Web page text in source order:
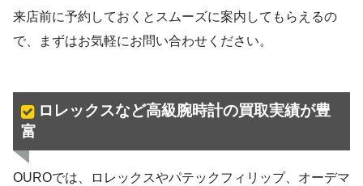
来店前に予約しておくとスムーズに案内してもらえるの
で、まずはお気軽にお問い合わせください。
ロレックスなど高級腕時計の買取実績が豊
富
OUROでは、ロレックスやパテックフィリップ、オーデマ